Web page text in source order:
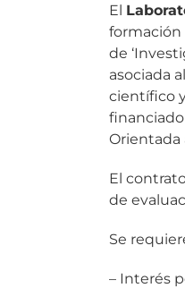
El
formación
de
asociada
científico
Orientada
El
de
Se
– Interés